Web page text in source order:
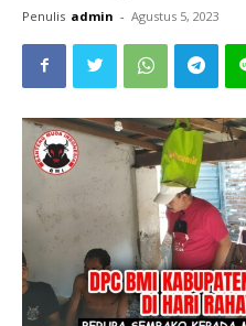
Penulis admin - Agustus 5, 2023